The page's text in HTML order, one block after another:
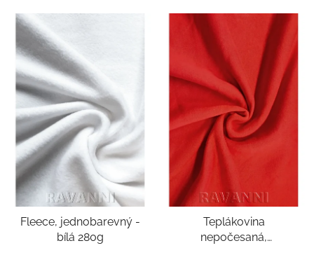
Fleece, jednobarevný -
bílá 280g
Teplákovina
nepočesaná,